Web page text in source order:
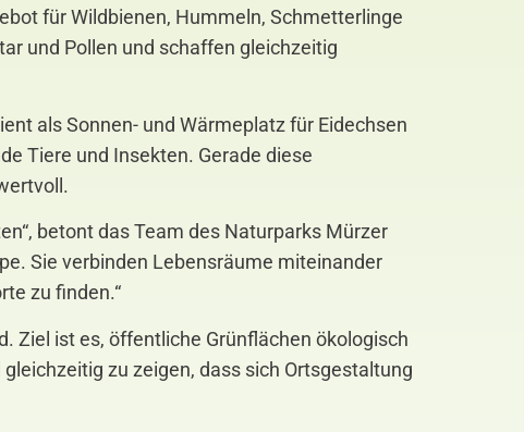
für Wildbienen, Hummeln, Schmetterlinge
und Pollen und schaffen gleichzeitig
als Sonnen- und Wärmeplatz für Eidechsen
Tiere und Insekten. Gerade diese
betont das Team des Naturparks Mürzer
Sie verbinden Lebensräume miteinander
zu finden.“
Ziel ist es, öffentliche Grünflächen ökologisch
zu zeigen, dass sich Ortsgestaltung